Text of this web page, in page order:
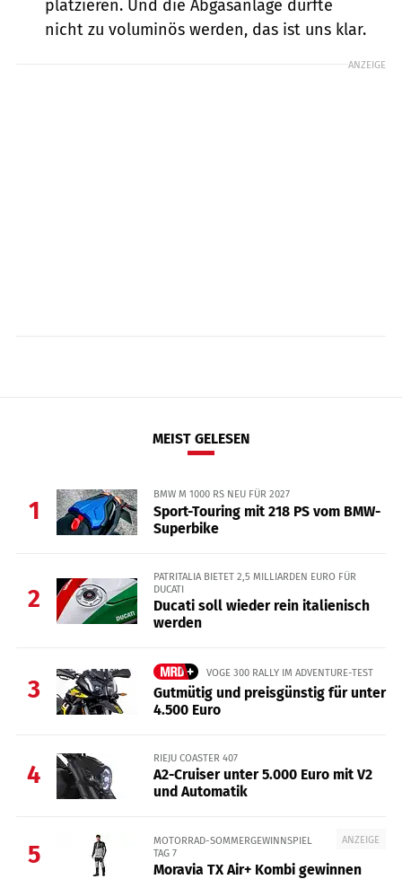
platzieren. Und die Abgasanlage dürfte
nicht zu voluminös werden, das ist uns klar.
ANZEIGE
MEIST GELESEN
1
BMW M 1000 RS NEU FÜR 2027
Sport-Touring mit 218 PS vom BMW-
Superbike
2
PATRITALIA BIETET 2,5 MILLIARDEN EURO FÜR
DUCATI
Ducati soll wieder rein italienisch
werden
3
VOGE 300 RALLY IM ADVENTURE-TEST
Gutmütig und preisgünstig für unter
4.500 Euro
4
RIEJU COASTER 407
A2-Cruiser unter 5.000 Euro mit V2
und Automatik
5
ANZEIGE
MOTORRAD-SOMMERGEWINNSPIEL
TAG 7
Moravia TX Air+ Kombi gewinnen